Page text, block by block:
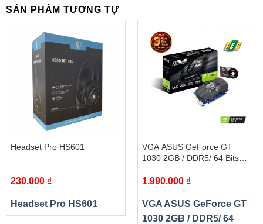
Hệ điều hành Fedora
Sản phẩm máy tính đồng bộ Dell này được cài đặt sẵn hệ
điều hành Fedora, mang lại sự tiện ích và linh hoạt trong
quá trình sử dụng. Hệ điều hành này cung cấp một môi
trường làm việc đáng tin cậy và tương thích với nhiều ứng
năng của máy tính mà không gặp trở ngại.
SẢN PHẨM TƯƠNG TỰ
Headset Pro HS601
230.000 ₫
Headset Pro HS601
VGA ASUS GeForce GT
1030 2GB / DDR5/ 64 Bits
1.990.000 ₫
VGA ASUS GeForce GT
1030 2GB / DDR5/ 64